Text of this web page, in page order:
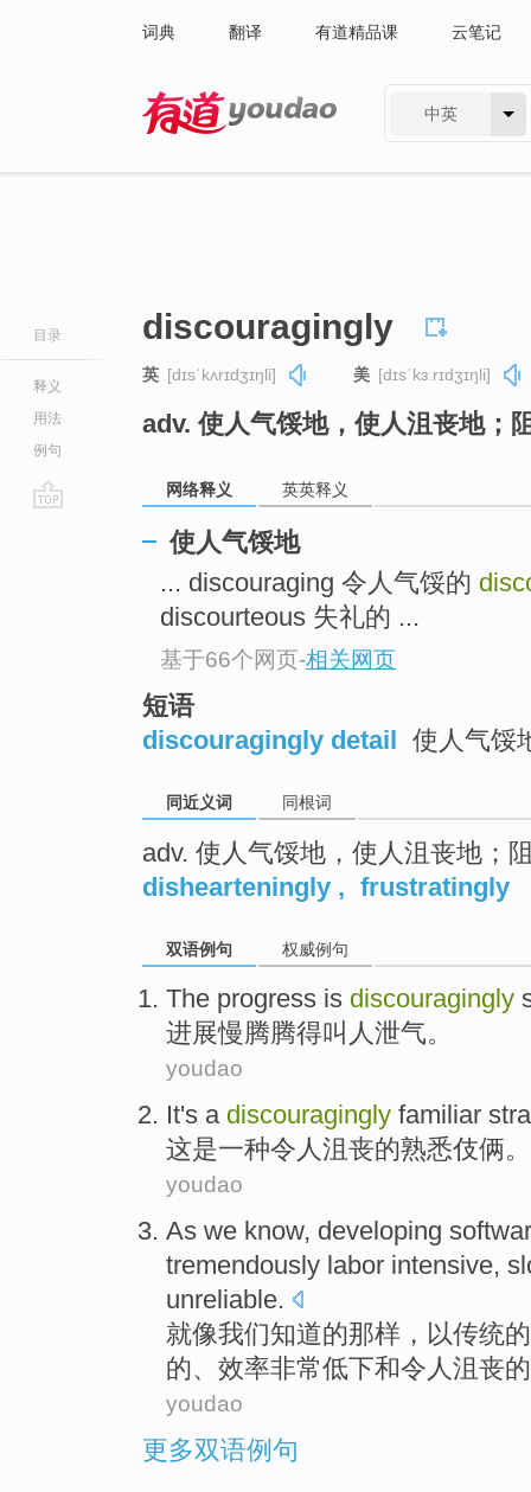
词典 翻译 有道精品课 云笔记
中英
目录
释义
用法
例句
discouragingly
英 [dɪsˈkʌrɪdʒɪŋli] 美 [dɪsˈkɜːrɪdʒɪŋli]
adv. 使人气馁地，使人沮丧地；
网络释义 英英释义
使人气馁地
... discouraging 令人气馁的
discourteous 失礼的 ...
基于66个网页-相关网页
短语
discouragingly detail 使人气馁
同近义词 同根词
adv. 使人气馁地，使人沮丧地；
dishearteningly , frustratingly
双语例句 权威例句
The progress is discouragingly
进展慢腾腾得叫 人泄气。
youdao
It's a discouragingly familiar
这是一种令人沮丧的熟悉伎俩。
youdao
As we know, developing
tremendously labor intensive,
unreliable.
就像我们知道的那样， 以传统的
的、效率非常低下和令人 沮丧
youdao
更多双语例句